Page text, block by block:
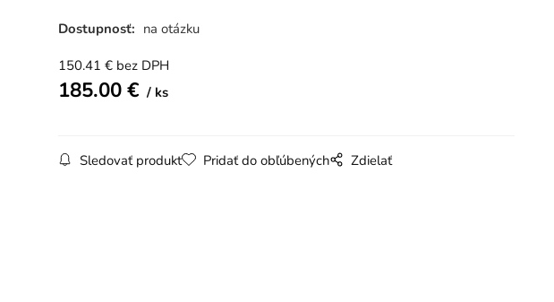
Dostupnosť: na otázku
150.41 € bez DPH
185.00€ ks
Sledovať produkt Pridať do obľúbených Zdielať